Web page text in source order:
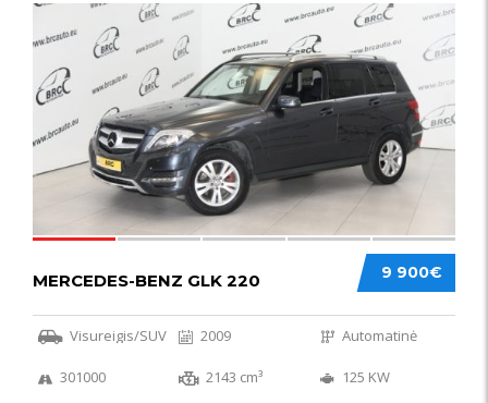
IŠSKIRTINIS
9 900€
MERCEDES-BENZ GLK 220
Visureigis/SUV 2009 Automatinė
301000 2143 cm³ 125 KW